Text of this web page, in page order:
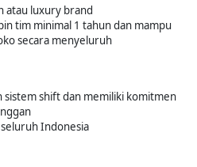
atau luxury brand
tim minimal 1 tahun dan mampu
secara menyeluruh
sistem shift dan memiliki komitmen
Indonesia